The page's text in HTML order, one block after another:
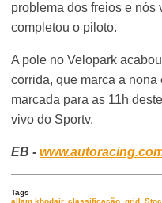
problema dos freios e nós
completou o piloto.
A pole no Velopark
corrida, que marca a
marcada para as 11h
vivo do Sportv.
EB -
Tags